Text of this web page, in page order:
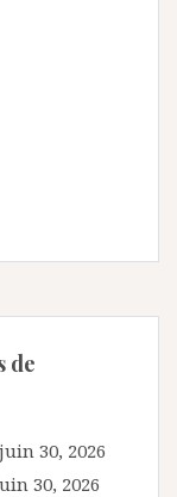
de
juin 30, 2026
30, 2026